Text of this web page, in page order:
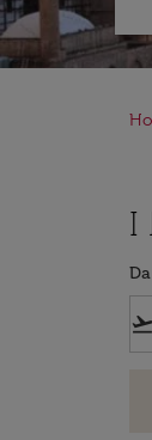
I
Da
flight_takeoff